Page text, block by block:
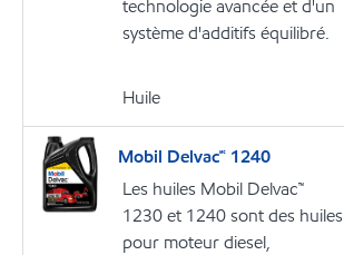
technologie avancée et d'un
système d'additifs équilibré.
Huile
Mobil Delvac🅪 1240
Les huiles Mobil Delvac™
1230 et 1240 sont des huiles
pour moteur diesel,